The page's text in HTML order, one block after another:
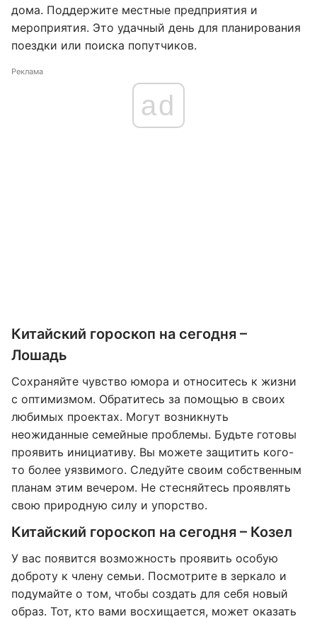
дома. Поддержите местные предприятия и
мероприятия. Это удачный день для планирования
поездки или поиска попутчиков.
Реклама
ad
Китайский гороскоп на сегодня –
Лошадь
Сохраняйте чувство юмора и относитесь к жизни
с оптимизмом. Обратитесь за помощью в своих
любимых проектах. Могут возникнуть
неожиданные семейные проблемы. Будьте готовы
проявить инициативу. Вы можете защитить кого-
то более уязвимого. Следуйте своим собственным
планам этим вечером. Не стесняйтесь проявлять
свою природную силу и упорство.
Китайский гороскоп на сегодня – Козел
У вас появится возможность проявить особую
доброту к члену семьи. Посмотрите в зеркало и
подумайте о том, чтобы создать для себя новый
образ. Тот, кто вами восхищается, может оказать